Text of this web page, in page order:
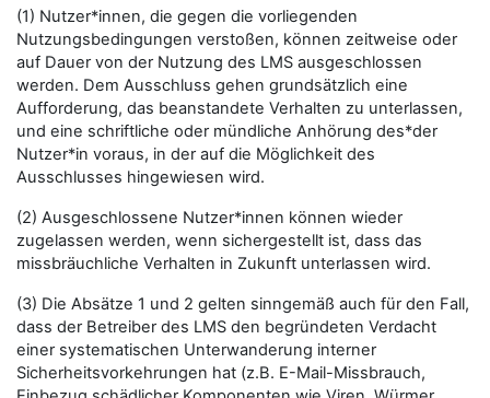
(1) Nutzer*innen, die gegen die vorliegenden
Nutzungsbedingungen verstoßen, können zeitweise oder
auf Dauer von der Nutzung des LMS ausgeschlossen
werden. Dem Ausschluss gehen grundsätzlich eine
Aufforderung, das beanstandete Verhalten zu unterlassen,
und eine schriftliche oder mündliche Anhörung des*der
Nutzer*in voraus, in der auf die Möglichkeit des
Ausschlusses hingewiesen wird.
(2) Ausgeschlossene Nutzer*innen können wieder
zugelassen werden, wenn sichergestellt ist, dass das
missbräuchliche Verhalten in Zukunft unterlassen wird.
(3) Die Absätze 1 und 2 gelten sinngemäß auch für den Fall,
dass der Betreiber des LMS den begründeten Verdacht
einer systematischen Unterwanderung interner
Sicherheitsvorkehrungen hat (z.B. E-Mail-Missbrauch,